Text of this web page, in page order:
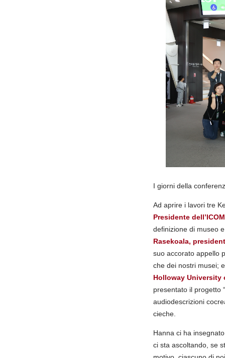
I giorni della
Ad aprire i lavori tre
Presidente
definizione di museo
Rasekoala,
suo accorato appello
che dei nostri musei;
Holloway University
presentato il progetto
audiodescrizioni
cieche.
Hanna ci ha
ci sta ascoltando, se